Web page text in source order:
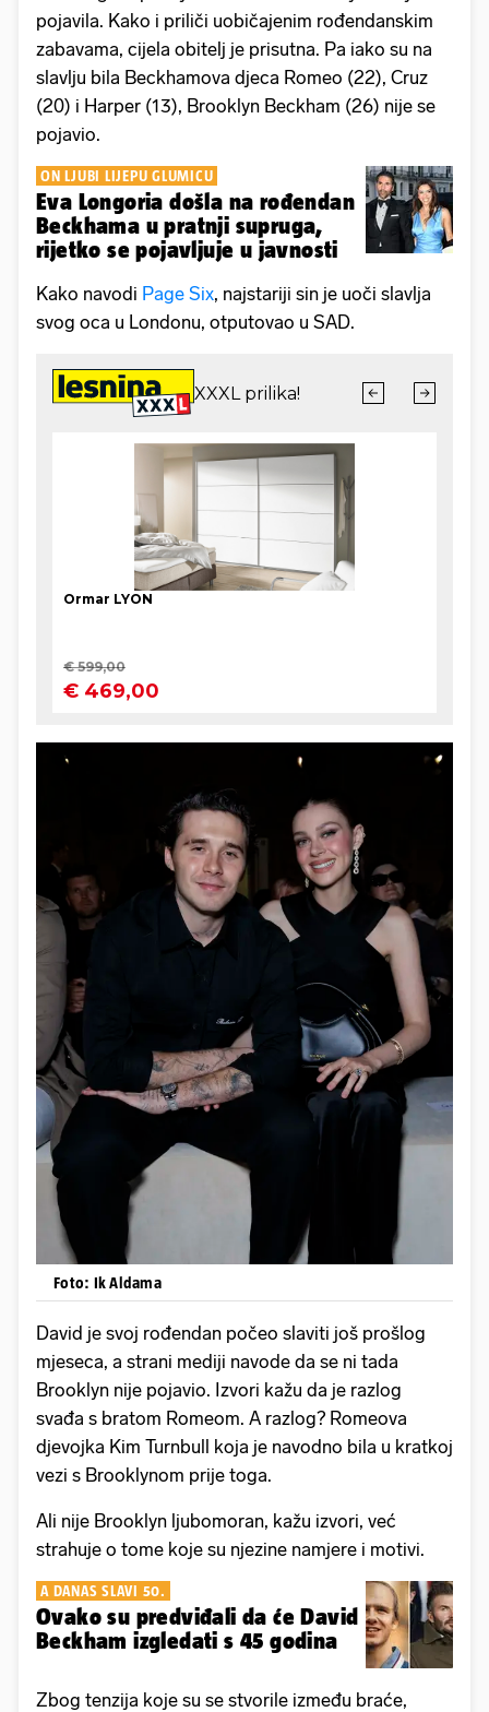
pojavila. Kako i priliči uobičajenim rođendanskim
zabavama, cijela obitelj je prisutna. Pa iako su na
slavlju bila Beckhamova djeca Romeo (22), Cruz
(20) i Harper (13), Brooklyn Beckham (26) nije se
pojavio.
ON LJUBI LIJEPU GLUMICU
Eva Longoria došla na rođendan
Beckhama u pratnji supruga,
rijetko se pojavljuje u javnosti
Kako navodi Page Six, najstariji sin je uoči slavlja
svog oca u Londonu, otputovao u SAD.
Foto: Ik Aldama
David je svoj rođendan počeo slaviti još prošlog
mjeseca, a strani mediji navode da se ni tada
Brooklyn nije pojavio. Izvori kažu da je razlog
svađa s bratom Romeom. A razlog? Romeova
djevojka Kim Turnbull koja je navodno bila u kratkoj
vezi s Brooklynom prije toga.
Ali nije Brooklyn ljubomoran, kažu izvori, već
strahuje o tome koje su njezine namjere i motivi.
A DANAS SLAVI 50.
Ovako su predviđali da će David
Beckham izgledati s 45 godina
Zbog tenzija koje su se stvorile između braće,